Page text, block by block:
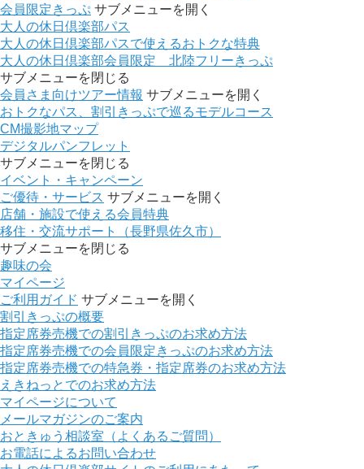
会員限定きっぷ サブメニューを開く
大人の休日倶楽部パス
大人の休日倶楽部パスで使えるおトクな特典
大人の休日倶楽部会員限定 北陸フリーきっぷ
サブメニューを閉じる
会員さま向けツアー情報 サブメニューを開く
おトクなパス、割引きっぷで巡るモデルコース
CM撮影地マップ
デジタルパンフレット
サブメニューを閉じる
イベント・キャンペーン
ご優待・サービス サブメニューを開く
店舗・施設で使える会員特典
移住・交流サポート（長野県佐久市）
サブメニューを閉じる
趣味の会
マイページ
ご利用ガイド サブメニューを開く
割引きっぷの概要
指定席券売機での割引きっぷのお求め方法
指定席券売機での会員限定きっぷのお求め方法
指定席券売機での特急券・指定席券のお求め方法
えきねっとでのお求め方法
マイページについて
メールマガジンのご案内
おときゅう相談室（よくあるご質問）
お電話によるお問い合わせ